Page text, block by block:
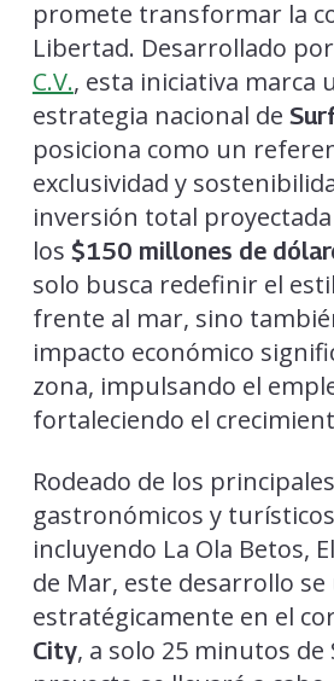
promete transformar la
Libertad. Desarrollado por
C.V., esta iniciativa marca
estrategia nacional de
posiciona como un
exclusividad y
inversión total
los $150 millones de
solo busca redefinir el
frente al mar, sino
impacto económico
zona, impulsando el
fortaleciendo el
Rodeado de los principales
gastronómicos y
incluyendo La Ola Betos,
de Mar, este desarrollo se
estratégicamente en el
City, a solo 25 minutos de